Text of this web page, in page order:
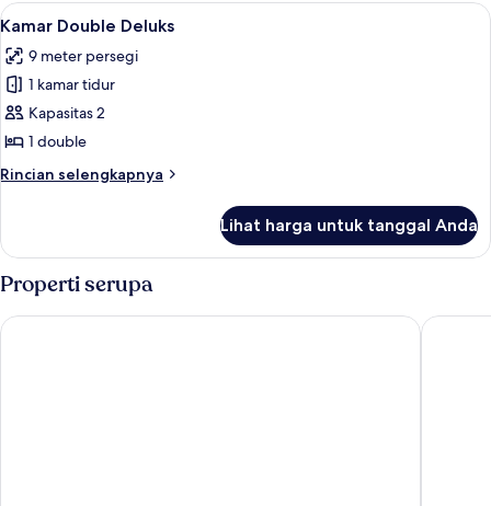
Lihat
semua
foto
untuk
Kamar
Double
Deluks
6
Kamar Double Deluks
9 meter persegi
1 kamar tidur
Kapasitas 2
1 double
Rincian selengkapnya
Rincian
Kamar
Double
Deluks
Lihat harga untuk tanggal Anda
Properti serupa
OYO 2872 Garuda Guest House Hotel O